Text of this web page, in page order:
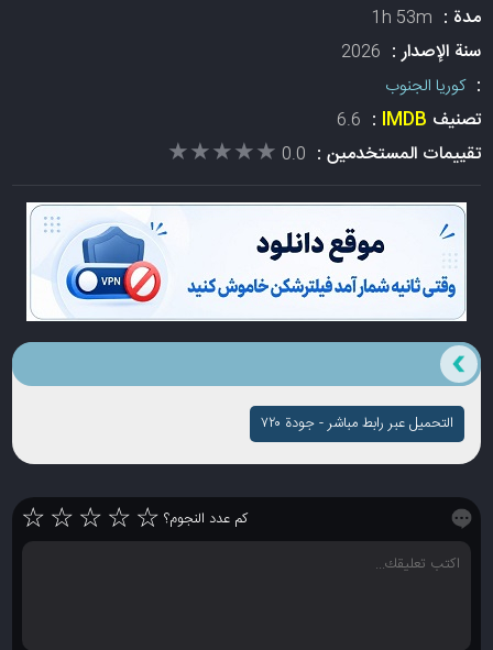
مدة : 1h 53m
سنة الإصدار : 2026
:كوريا الجنوب
تصنيف IMDB
:
6.6
تقييمات المستخدمين : 0.0
★★★★★
★★★★★
التحميل عبر رابط مباشر - جودة ۷۲۰
كم عدد النجوم؟ ☆
☆
☆
☆
☆